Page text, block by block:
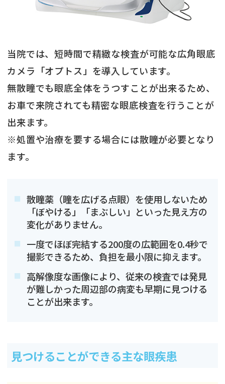
当院では、短時間で精緻な検査が可能な広角眼底
カメラ「オプトス」を導入しています。
無散瞳でも眼底全体をうつすことが出来るため、
お車で来院されても精密な眼底検査を行うことが
出来ます。
※処置や治療を要する場合には散瞳が必要となり
ます。
散瞳薬（瞳を広げる点眼）を使用しないため
「ぼやける」「まぶしい」といった見え方の
変化がありません。
一度でほぼ完結する200度の広範囲を0.4秒で
撮影できるため、負担を最小限に抑えます。
高解像度な画像により、従来の検査では発見
が難しかった周辺部の病変も早期に見つける
ことが出来ます。
見つけることができる主な眼疾患